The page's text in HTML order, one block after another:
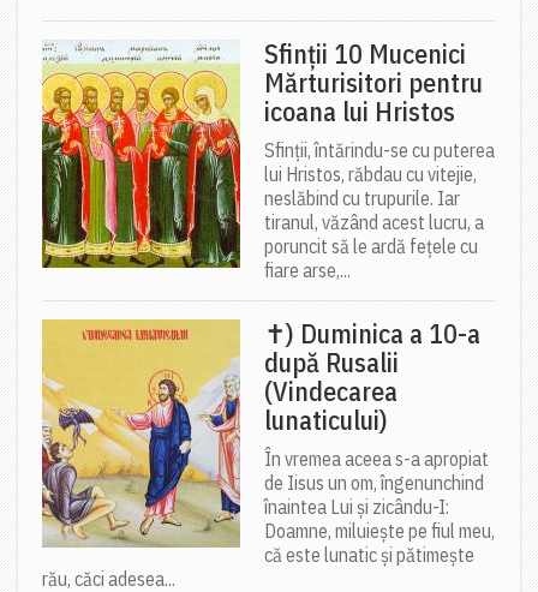
Sfinții 10 Mucenici
Mărturisitori pentru
icoana lui Hristos
Sfinții, întărindu-se cu puterea
lui Hristos, răbdau cu vitejie,
neslăbind cu trupurile. Iar
tiranul, văzând acest lucru, a
poruncit să le ardă fețele cu
fiare arse,...
✝) Duminica a 10-a
după Rusalii
(Vindecarea
lunaticului)
În vremea aceea s-a apropiat
de Iisus un om, îngenunchind
înaintea Lui și zicându-I:
Doamne, miluiește pe fiul meu,
că este lunatic și pătimește
rău, căci adesea...